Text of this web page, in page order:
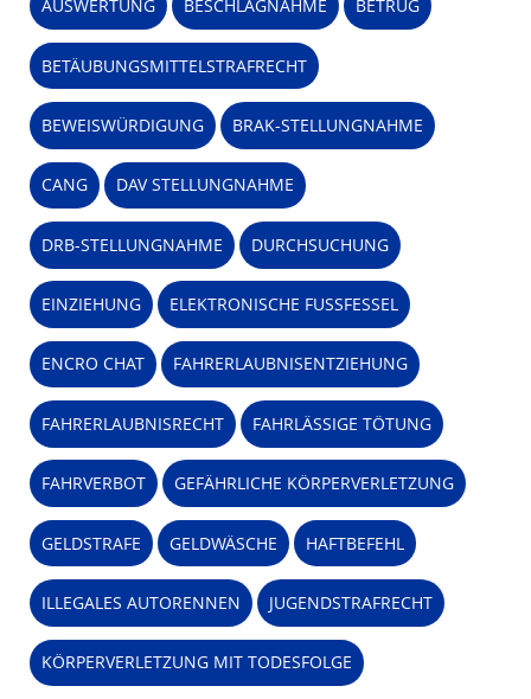
AUSWERTUNG BESCHLAGNAHME BETRUG
BETÄUBUNGSMITTELSTRAFRECHT
BEWEISWÜRDIGUNG BRAK-STELLUNGNAHME
CANG DAV STELLUNGNAHME
DRB-STELLUNGNAHME DURCHSUCHUNG
EINZIEHUNG ELEKTRONISCHE FUSSFESSEL
ENCRO CHAT FAHRERLAUBNISENTZIEHUNG
FAHRERLAUBNISRECHT FAHRLÄSSIGE TÖTUNG
FAHRVERBOT GEFÄHRLICHE KÖRPERVERLETZUNG
GELDSTRAFE GELDWÄSCHE HAFTBEFEHL
ILLEGALES AUTORENNEN JUGENDSTRAFRECHT
KÖRPERVERLETZUNG MIT TODESFOLGE